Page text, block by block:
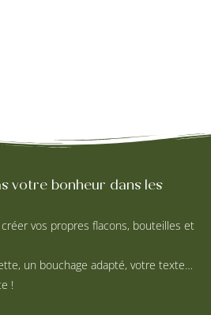
votre bonheur dans les
vos propres flacons, bouteilles et
un bouchage adapté, votre texte…
!